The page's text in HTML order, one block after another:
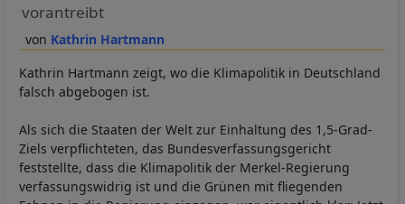
Kathrin Hartmann
vorantreibt
Kathrin Hartmann zeigt, wo die Klimapolitik in Deutschland
falsch abgebogen ist.
Als sich die Staaten der Welt zur Einhaltung des 1,5-Grad-
Ziels verpflichteten, das Bundesverfassungsgericht
feststellte, dass die Klimapolitik der Merkel-Regierung
verfassungswidrig ist und die Grünen mit fliegenden